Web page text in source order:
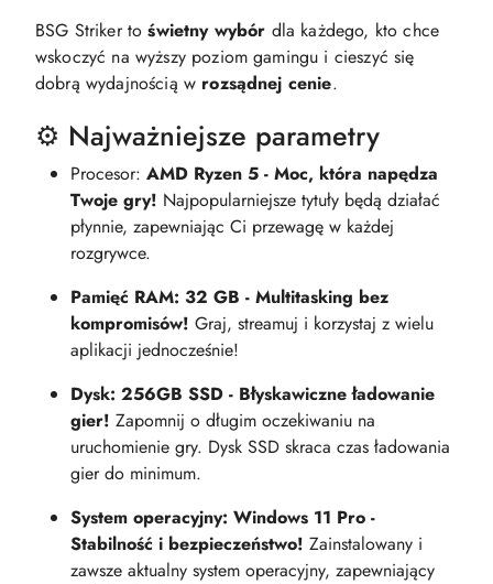
BSG Striker toświetny wybór dla każdego, kto chce
wskoczyć na wyższy poziom gamingu i cieszyć się
dobrą wydajnością w rozsądnej cenie.
⚙️ Najważniejsze parametry
Procesor: AMD Ryzen 5 - Moc, która napędza
Twoje gry! Najpopularniejsze tytuły będą działać
płynnie, zapewniając Ci przewagę w każdej
rozgrywce.
Pamięć RAM: 32 GB - Multitasking bez
kompromisów! Graj, streamuj i korzystaj z wielu
aplikacji jednocześnie!
Dysk: 256GB SSD - Błyskawiczne ładowanie
gier! Zapomnij o długim oczekiwaniu na
uruchomienie gry. Dysk SSD skraca czas ładowania
gier do minimum.
System operacyjny: Windows 11 Pro -
Stabilność i bezpieczeństwo! Zainstalowany i
zawsze aktualny system operacyjny, zapewniający